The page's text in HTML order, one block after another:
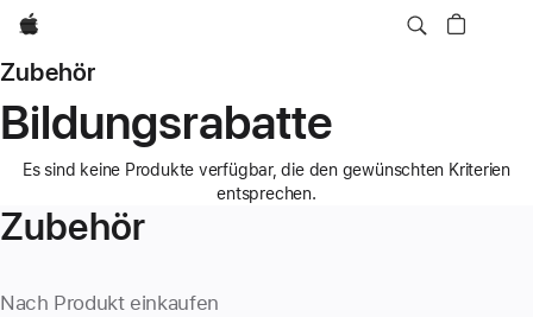
Apple
Zubehör
Bildungsrabatte
Es sind keine Produkte verfügbar, die den gewünschten Kriterien
entsprechen.
Zubehör
Nach Produkt einkaufen